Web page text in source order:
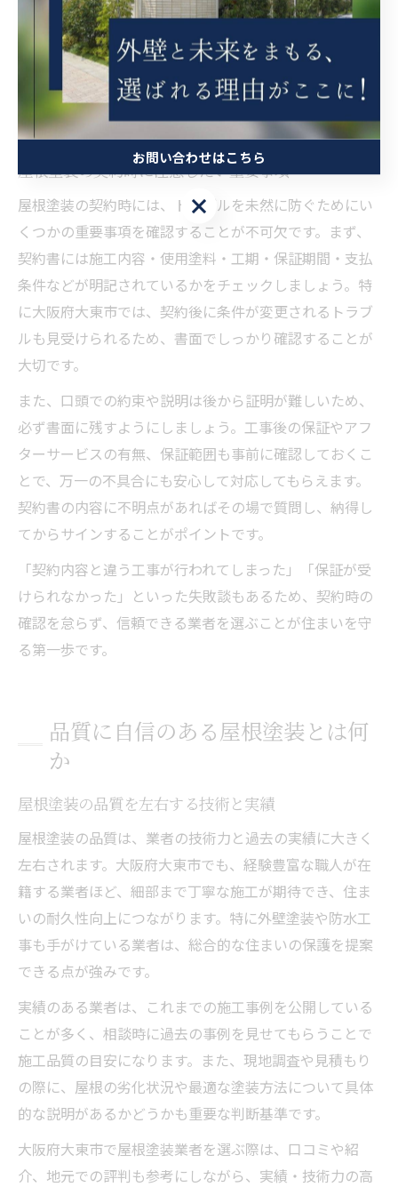
「安い見積もりに飛びついて後悔した」という声もある
ため、単に金額だけでなく、工事内容や保証の有無、実
績や口コミも総合的に判断することが失敗しないコツで
す。
屋根塗装の契約時に注意したい重要事項
屋根塗装の契約時には、トラブルを未然に防ぐためにい
くつかの重要事項を確認することが不可欠です。まず、
契約書には施工内容・使用塗料・工期・保証期間・支払
条件などが明記されているかをチェックしましょう。特
に大阪府大東市では、契約後に条件が変更されるトラブ
ルも見受けられるため、書面でしっかり確認することが
大切です。
また、口頭での約束や説明は後から証明が難しいため、
必ず書面に残すようにしましょう。工事後の保証やアフ
ターサービスの有無、保証範囲も事前に確認しておくこ
とで、万一の不具合にも安心して対応してもらえます。
契約書の内容に不明点があればその場で質問し、納得し
てからサインすることがポイントです。
「契約内容と違う工事が行われてしまった」「保証が受
けられなかった」といった失敗談もあるため、契約時の
確認を怠らず、信頼できる業者を選ぶことが住まいを守
る第一歩です。
品質に自信のある屋根塗装とは何
か
屋根塗装の品質を左右する技術と実績
屋根塗装の品質は、業者の技術力と過去の実績に大きく
左右されます。大阪府大東市でも、経験豊富な職人が在
籍する業者ほど、細部まで丁寧な施工が期待でき、住ま
いの耐久性向上につながります。特に外壁塗装や防水工
事も手がけている業者は、総合的な住まいの保護を提案
できる点が強みです。
実績のある業者は、これまでの施工事例を公開している
ことが多く、相談時に過去の事例を見せてもらうことで
施工品質の目安になります。また、現地調査や見積もり
の際に、屋根の劣化状況や最適な塗装方法について具体
的な説明があるかどうかも重要な判断基準です。
大阪府大東市で屋根塗装業者を選ぶ際は、口コミや紹
介、地元での評判も参考にしながら、実績・技術力の高
お問い合わせはこちら
お問い合わせはこちら